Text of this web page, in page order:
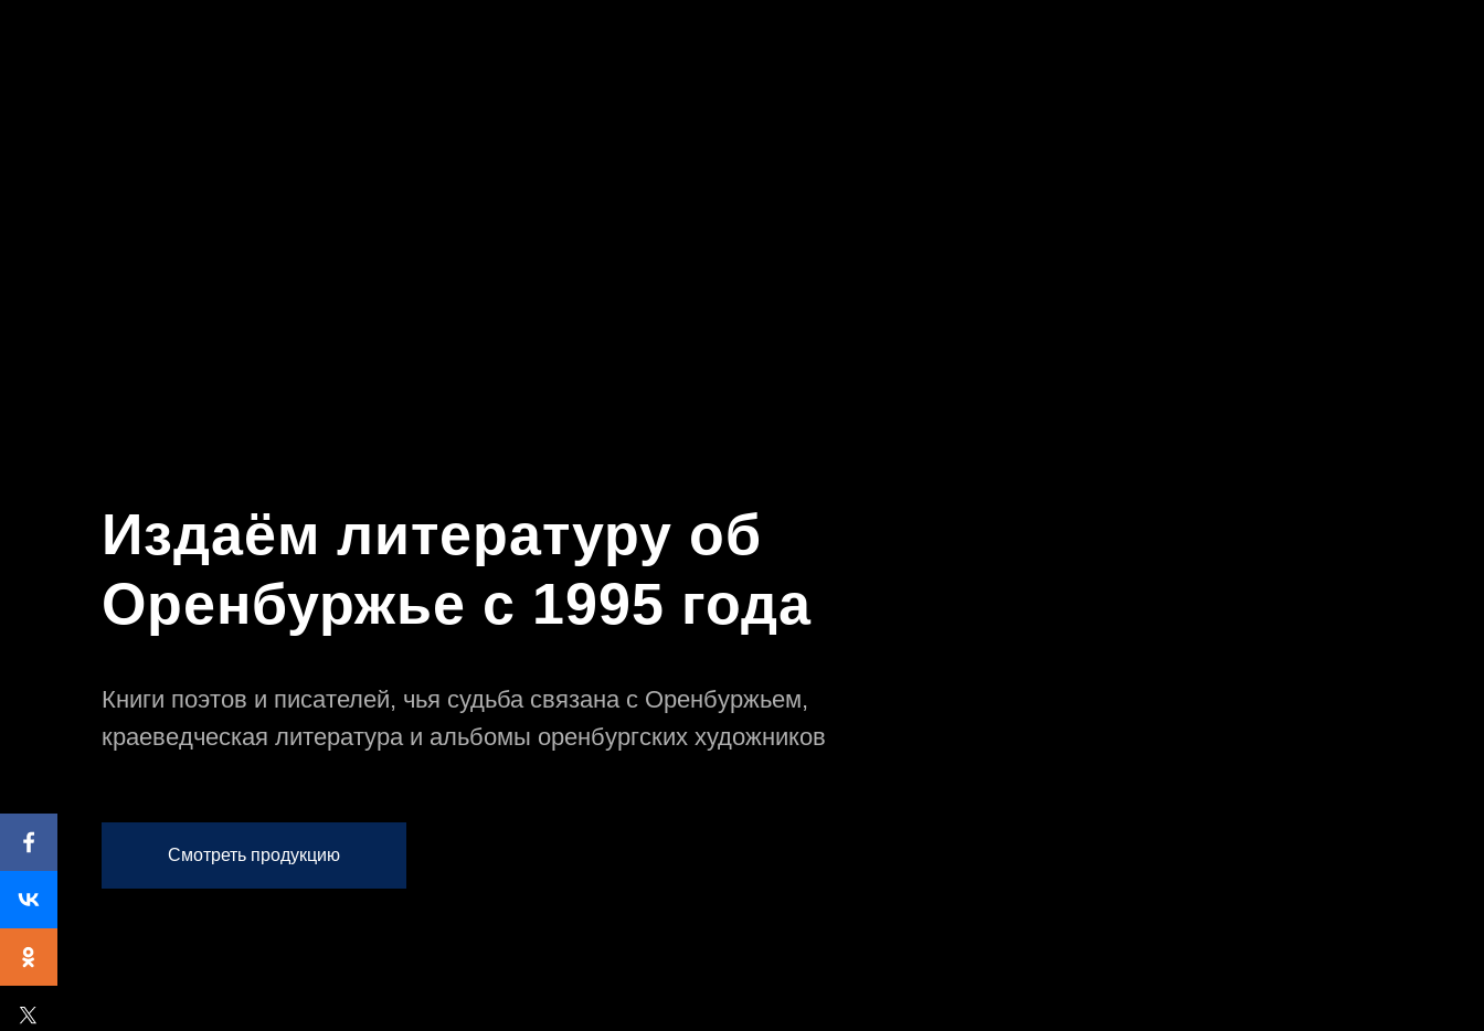
Издаём литературу об
Оренбуржье с 1995 года
Книги поэтов и писателей, чья судьба связана с Оренбуржьем,
краеведческая литература и альбомы оренбургских художников
Смотреть продукцию